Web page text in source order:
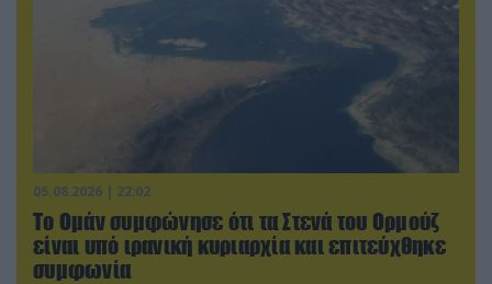
05.08.2026 | 22:02
Το Ομάν συμφώνησε ότι τα Στενά του Ορμούζ
είναι υπό ιρανική κυριαρχία και επιτεύχθηκε
συμφωνία